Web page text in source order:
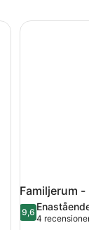
en mönstrad
Familjerum
9,69,6 av 10
4
(4